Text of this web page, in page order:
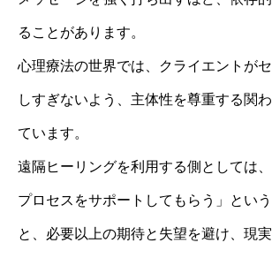
ることがあります。
心理療法の世界では、クライエントが
しすぎないよう、主体性を尊重する関
ています。
遠隔ヒーリングを利用する側としては
プロセスをサポートしてもらう」とい
と、必要以上の期待と失望を避け、現